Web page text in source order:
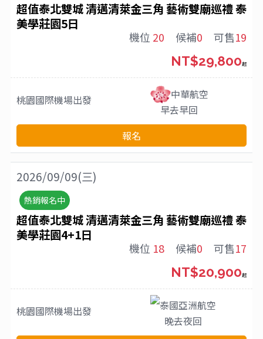
超值泰北雙城 清邁清萊金三角 藝術雙廟巡禮 泰
美學莊園5日
機位 20 候補0 可售19
桃園國際機場出發
中華航空
早去早回
NT$29,800起
報名
2026/09/09(三)
熱銷報名中
超值泰北雙城 清邁清萊金三角 藝術雙廟巡禮 泰
美學莊園4+1日
機位 18 候補0 可售17
桃園國際機場出發
泰國亞洲航空
晚去夜回
NT$20,900起